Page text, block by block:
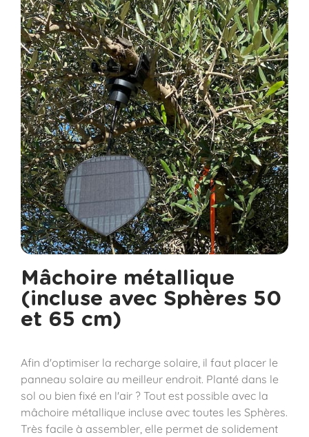
Mâchoire métallique
(incluse avec Sphères 50
et 65 cm)
Afin d'optimiser la recharge solaire, il faut placer le
panneau solaire au meilleur endroit. Planté dans le
sol ou bien fixé en l'air ? Tout est possible avec la
mâchoire métallique incluse avec toutes les Sphères.
Très facile à assembler, elle permet de solidement